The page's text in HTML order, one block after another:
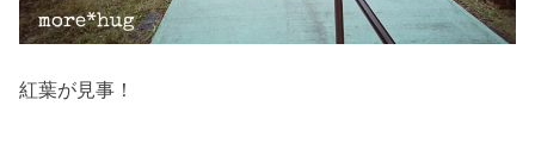
紅葉が見事！